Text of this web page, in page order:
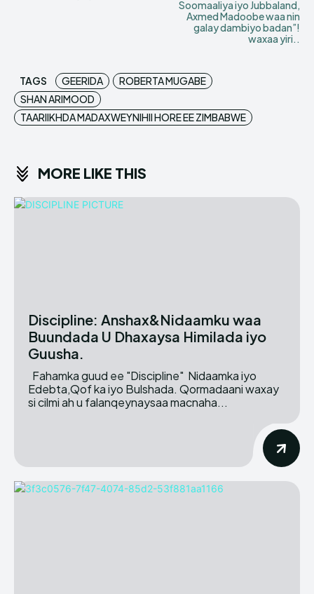
Soomaaliya iyo Jubbaland,
Axmed Madoobe waa nin
galay dambiyo badan”!
waxaa yiri..
TAGS GEERIDA
ROBERTA MUGABE
SHAN ARIMOOD
TAARIIKHDA MADAXWEYNIHII HORE EE ZIMBABWE
MORE LIKE THIS
Discipline: Anshax&Nidaamku waa
Buundada U Dhaxaysa Himilada iyo
Guusha.
Edebta,Qof ka iyo Bulshada. Qormadaani waxay
si cilmi ah u falanqeynaysaa macnaha...